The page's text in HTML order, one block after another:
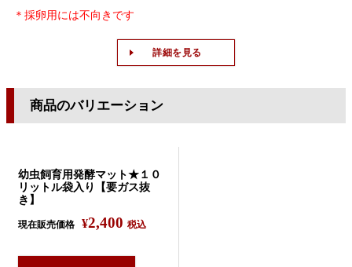
＊採卵用には不向きです
詳細を見る
商品のバリエーション
幼虫飼育用発酵マット★１０
リットル袋入り【要ガス抜
き】
現在販売価格 ¥2,400 税込